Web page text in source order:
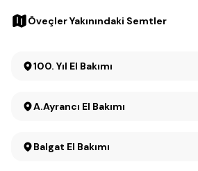
Öveçler Yakınındaki Semtler
100. Yıl El Bakımı
A.Ayrancı El Bakımı
Balgat El Bakımı